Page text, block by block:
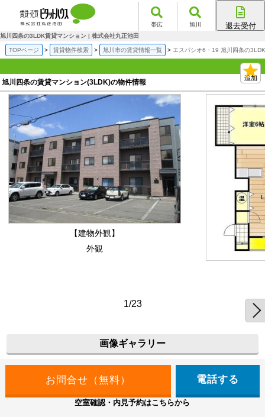
帯広 旭川 退去受付
旭川四条の3LDK賃貸マンション | 株式会社丸正池田
TOPページ 賃貸物件検索 旭川市の賃貸情報一覧 エスパシオ6・19 旭川四条の
旭川四条の賃貸マンション(3LDK)の物件情報
【建物外観】
外観
1/23
画像ギャラリー
電話する
空室確認・内見予約はこちらから